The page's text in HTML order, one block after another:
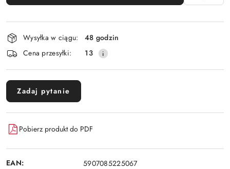
Dostępność
i
dostawa
Wysyłka w ciągu:
48 godzin
Cena przesyłki:
13
Zadaj pytanie
Pobierz produkt do PDF
EAN: 5907085225067